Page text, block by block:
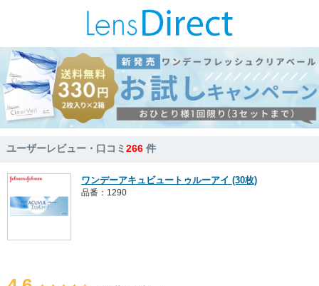
ユーザーレビュー・口コミ266 件
ワンデーアキュビュートゥルーアイ (30枚)
品番：1290